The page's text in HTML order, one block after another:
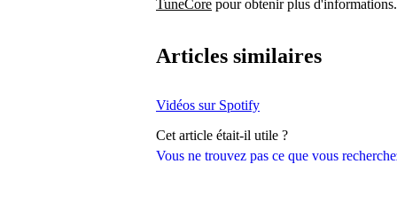
Vous ne trouvez pas ce que vous
TuneCore pour obtenir plus d'informations.
Articles similaires
Vidéos sur Spotify
Cet article était-il utile ?